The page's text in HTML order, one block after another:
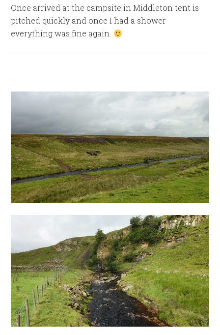
Once arrived at the campsite in Middleton tent is
pitched quickly and once I had a shower
everything was fine again.